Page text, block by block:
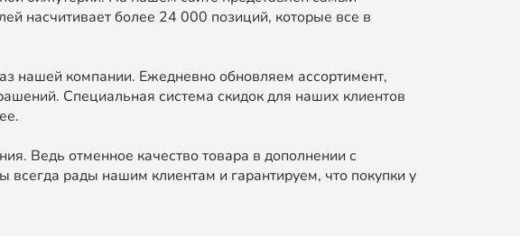
насчитивает более 24 000 позиций, которые все в
нашей компании. Ежедневно обновляем ассортимент,
Специальная система скидок для наших клиентов
Ведь отменное качество товара в дополнении с
рады нашим клиентам и гарантируем, что покупки у